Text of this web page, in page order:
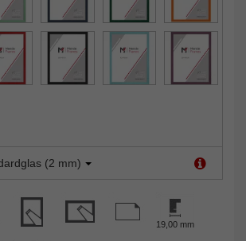
(2 mm)
19,00 mm